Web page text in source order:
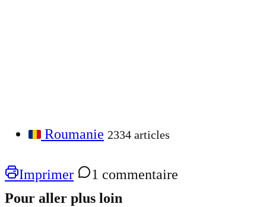
Roumanie 2334 articles
Imprimer
1 commentaire
Pour aller plus loin